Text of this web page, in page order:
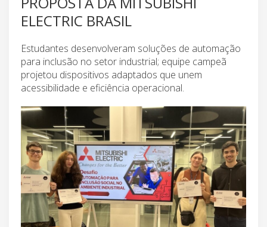
ELECTRIC BRASIL
Estudantes desenvolveram soluções de automação
para inclusão no setor industrial; equipe campeã
projetou dispositivos adaptados que unem
acessibilidade e eficiência operacional.